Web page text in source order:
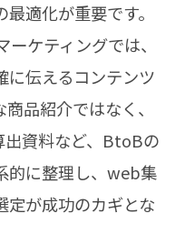
適化が重要です。
ケティングでは、
に伝えるコンテンツ
品紹介ではなく、
資料など、BtoBの
的に整理し、web集
定が成功のカギとな